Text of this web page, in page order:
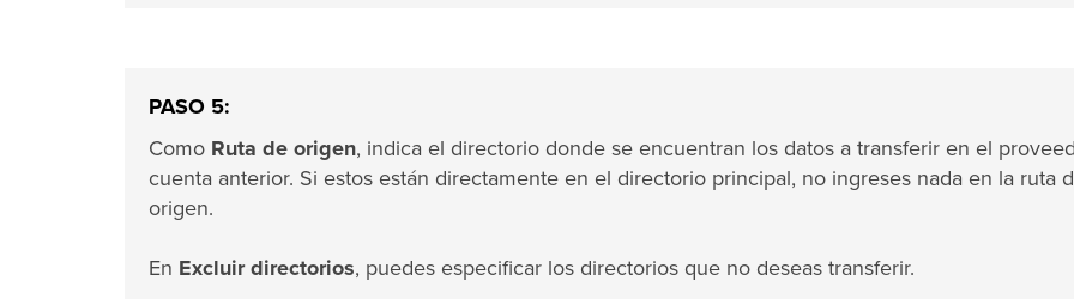
PASO 5:
Como Ruta de origen, indica el directorio donde se encuentran los datos a transferir en el
cuenta anterior. Si estos están directamente en el directorio principal, no ingreses nada en la ruta
origen.
En Excluir directorios, puedes especificar los directorios que no deseas transferir.